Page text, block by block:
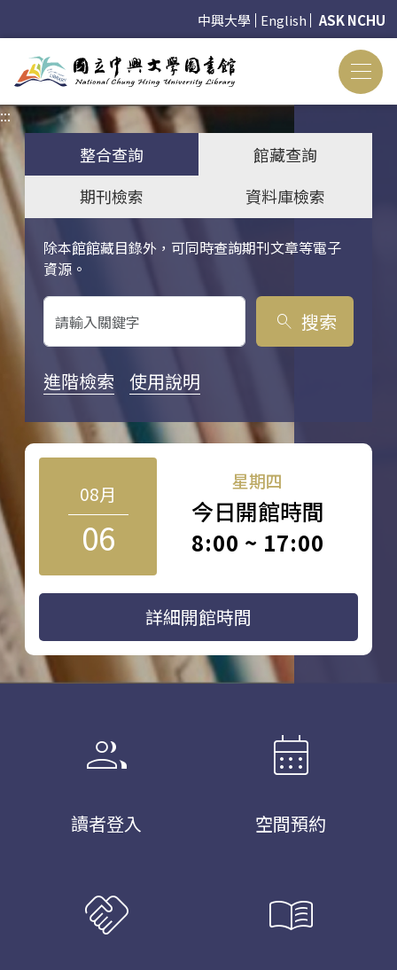
中興大學 English ASK NCHU
:::
整合查詢
館藏查詢
期刊檢索
資料庫檢索
除本館館藏目錄外，可同時查詢期刊文章等電子
資源。
關鍵字搜尋
search 搜索
進階檢索 使用說明
08月
06
星期四
今日開館時間
8:00 ~ 17:00
詳細開館時間
group
讀者登入
calendar_month
空間預約
handshake menu_book